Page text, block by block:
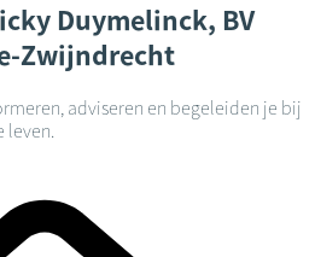
Duymelinck, BV
Zwijndrecht
adviseren en begeleiden je bij
leven.